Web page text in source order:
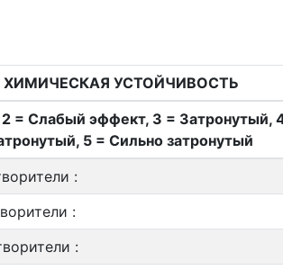
ХИМИЧЕСКАЯ УСТОЙЧИВОСТЬ
= Слабый эффект, 3 = Затронутый,
5 = Сильно затронутый
:
:
: